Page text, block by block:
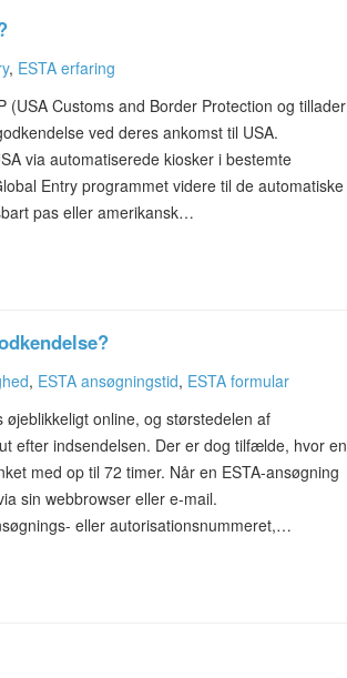
, ESTA erfaring
Customs and Border Protection og tillader
ved deres ankomst til USA.
via automatiserede kiosker i bestemte
Entry programmet videre til de automatiske
pas eller amerikansk…
, ESTA ansøgningstid, ESTA formular
online, og størstedelen af
efter indsendelsen. Der er dog tilfælde, hvor en
med op til 72 timer. Når en ESTA-ansøgning
sin webbrowser eller e-mail.
eller autorisationsnummeret,…